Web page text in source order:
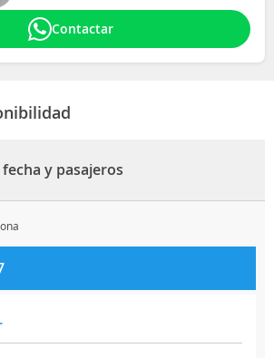
Contactar
y pasajeros